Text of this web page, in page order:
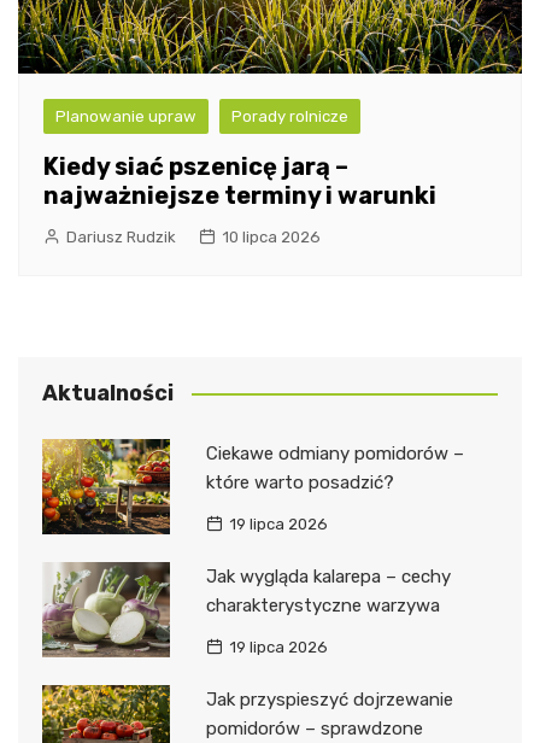
Planowanie upraw Porady rolnicze
Kiedy siać pszenicę jarą –
najważniejsze terminy i warunki
Dariusz Rudzik 10 lipca 2026
Aktualności
Ciekawe odmiany pomidorów –
które warto posadzić?
19 lipca 2026
Jak wygląda kalarepa – cechy
charakterystyczne warzywa
19 lipca 2026
Jak przyspieszyć dojrzewanie
pomidorów – sprawdzone